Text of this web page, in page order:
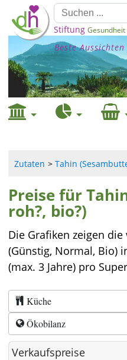
Stiftung
Beste
Zutaten Tahin
Preise für
roh?, bio?)
Die Grafiken zeigen
(Günstig, Normal, Bio)
(max. 3 Jahre) pro
Küche
Ökobilanz
Verkaufspreise